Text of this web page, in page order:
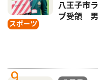
スポーツ
八王子市
プ受領 男